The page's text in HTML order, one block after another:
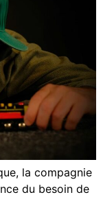
la compagnie
du besoin de